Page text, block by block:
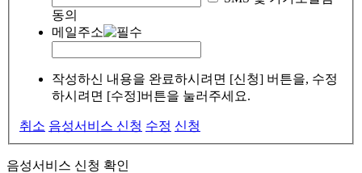
동의
메일주소
작성하신 내용을 완료하시려면 [신청] 버튼을, 수정
하시려면 [수정]버튼을 눌러주세요.
취소 음성서비스 신청 수정 신청
음성서비스 신청 확인